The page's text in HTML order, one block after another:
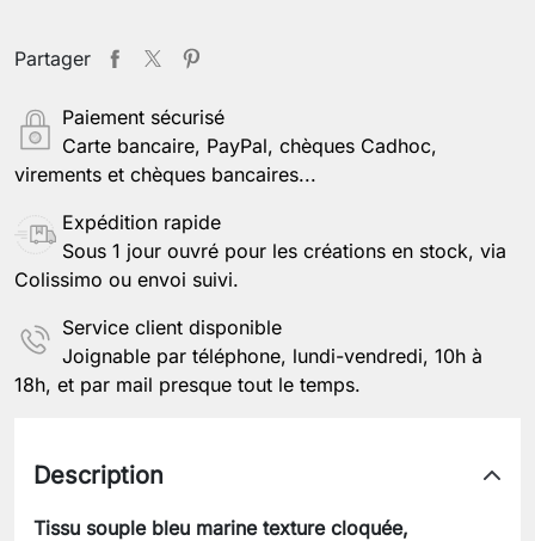
Partager
Paiement sécurisé
Carte bancaire, PayPal, chèques Cadhoc,
virements et chèques bancaires...
Expédition rapide
Sous 1 jour ouvré pour les créations en stock, via
Colissimo ou envoi suivi.
Service client disponible
Joignable par téléphone, lundi-vendredi, 10h à
18h, et par mail presque tout le temps.
Description
Tissu souple bleu marine texture cloquée,